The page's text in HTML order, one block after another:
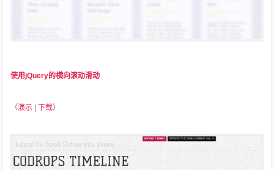
使用jQuery的横向滚动滑动
（演示 |下载）